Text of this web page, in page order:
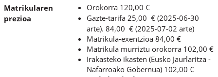
Matrikularen
prezioa
Orokorra 120,00 €
Gazte-tarifa 25,00 € (2025-06-30
arte). 84,00 € (2025-07-02 arte)
Matrikula-exentzioa 84,00 €
Matrikula murriztu orokorra 102,00 €
Irakasteko ikasten (Eusko Jaurlaritza -
Nafarroako Gobernua) 102,00 €